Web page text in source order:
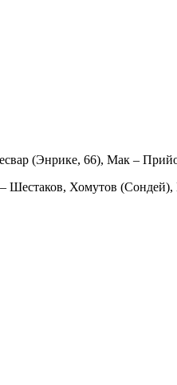
(Энрике, 66), Мак –
Шестаков, Хомутов